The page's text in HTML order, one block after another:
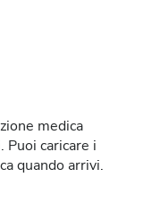
medica
caricare i
quando arrivi.